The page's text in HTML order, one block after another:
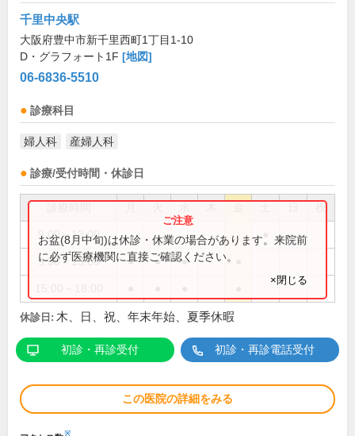
千里中央駅
大阪府豊中市新千里西町1丁目1-10
D・グラフォート1F [地図]
06-6836-5510
診療科目
婦人科 産婦人科
診療/受付時間・休診日
祝
9:00～13:00
9:30～13:00 ● ● ●
お盆(8月中旬)は休診・休業の場合があります。来院前
に必ず医療機関に直接ご確認ください。
×閉じる
休診日: 木、日、祝、年末年始、夏季休暇
初診・再診受付 初診・再診電話受付
この医院の詳細をみる
※